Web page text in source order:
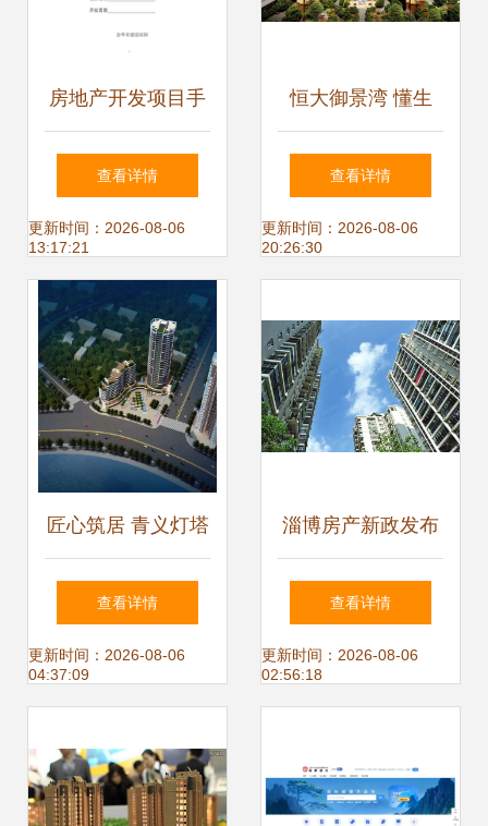
房地产开发项目手
册中的物业管理 从
规划源头到运营终
端的全链条融合
查看详情
更新时间：2026-08-06
13:17:21
恒大御景湾 懂生
活，更懂家——匠
心物业管理铸就品
查看详情
更新时间：2026-08-06
20:26:30
匠心筑居 青义灯塔
二社地块房地产开
发项目——经典与
区构想
查看详情
更新时间：2026-08-06
04:37:09
淄博房产新政发布
限价限售并启，你
家受此影响吗？
查看详情
更新时间：2026-08-06
02:56:18